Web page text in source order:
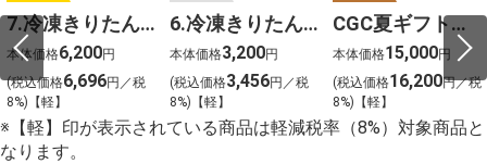
7.冷凍きりたんぽセットM 野菜なし 4人前
本体価格6,200円
(税込価格6,696円／税
8%)【軽】
6.冷凍きりたんぽセットＳ 野菜なし 2人前
本体価格3,200円
(税込価格3,456円／税
8%)【軽】
CGC夏ギフト【1101】和牛苑 神戸牛・三田和牛食べ比べ(680g)
本体価格15,000円
(税込価格16,200円／税
8%)【軽】
※【軽】印が表示されている商品は軽減税率（8%）対象商品と
なります。